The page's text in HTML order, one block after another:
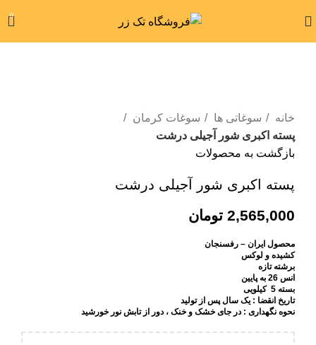
0
خانه
سوغاتی ها
سوغات کرمان
پسته اکبری شور آجیلی درشت
بازگشت به محصولات
پسته اکبری شور آجیلی درشت
2,565,000 تومان
محصول ایران – رفسنجان
کشیده و لوکس
برشته تازه
انس 26 به پایین
بسته 5 کیلویی
تاریخ انقضا : یک سال پس از تولید
نحوه نگهداری : در جای خشک و خنک ، دور از تابش نور خورشید
%ارسال رایگان بالای 5 میلیون تومان